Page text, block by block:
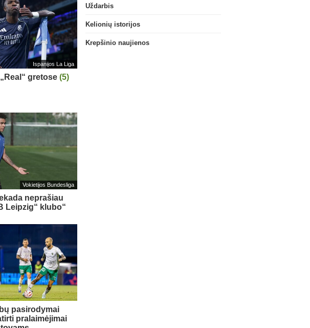
Ispanijos La Liga
gretose (5)
Vokietijos Bundesliga
neprašiau
Leipzig“ klubo“
pasirodymai
pralaimėjimai
Uždarbis
Kelionių istorijos
Krepšinio naujienos